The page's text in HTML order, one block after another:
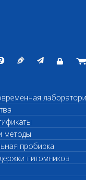
лаборатория
методы
пробирка
питомников